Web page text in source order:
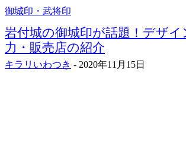
御城印・武将印
岩付城の御城印が話題！デザ
力・販売店の紹介
キラリいわつき - 2020年11月15日